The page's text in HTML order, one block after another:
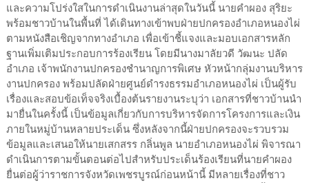
และความโปร่งใสในการดำเนินงานล่าสุดในวันนี้ นายคำผอง สุริยะ
พร้อมชาวบ้านในพื้นที่ ได้เดินทางเข้าพบฝ่ายปกครองอำเภอหนองไผ่
ตามหนังสือเชิญจากทางอำเภอ เพื่อเข้าชี้แจงและมอบเอกสารหลัก
ฐานเพิ่มเติมประกอบการร้องเรียน โดยมีนางมาลัยวดี วัฒนะ ปลัด
อำเภอ เจ้าพนักงานปกครองชำนาญการพิเศษ หัวหน้ากลุ่มงานบริหาร
งานปกครอง พร้อมปลัดฝ่ายศูนย์ดำรงธรรมอำเภอหนองไผ่ เป็นผู้รับ
เรื่องและสอบข้อเท็จจริงเบื้องต้นรายงานระบุว่า เอกสารที่ชาวบ้านนำ
มายื่นในครั้งนี้ เป็นข้อมูลเกี่ยวกับการบริหารจัดการโครงการและเงิน
ภายในหมู่บ้านหลายประเด็น ซึ่งหลังจากนี้ฝ่ายปกครองจะรวบรวม
ข้อมูลและเสนอให้นายเสกสรร กลิ่นพูล นายอำเภอหนองไผ่ พิจารณา
ดำเนินการตามขั้นตอนต่อไปสำหรับประเด็นร้องเรียนที่นายคำผอง
ยื่นต่อผู้ว่าราชการจังหวัดเพชรบูรณ์ก่อนหน้านี้ มีหลายเรื่องที่ชาว